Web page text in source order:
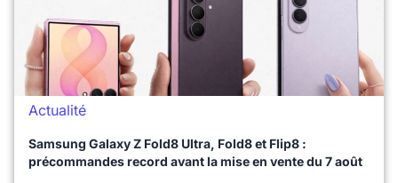
Actualité
Samsung Galaxy Z Fold8 Ultra, Fold8 et Flip8 :
précommandes record avant la mise en vente du 7 août